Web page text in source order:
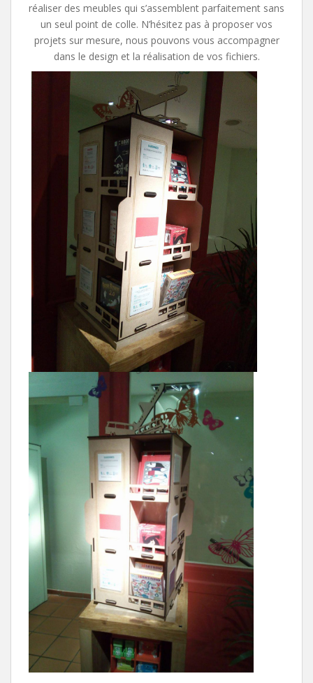
réaliser des meubles qui s’assemblent parfaitement sans
un seul point de colle. N’hésitez pas à proposer vos
projets sur mesure, nous pouvons vous accompagner
dans le design et la réalisation de vos fichiers.